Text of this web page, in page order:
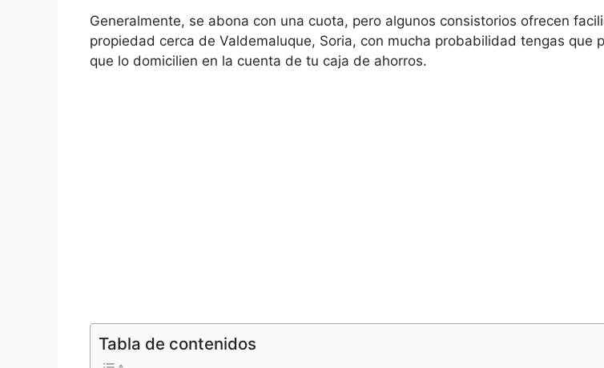
Generalmente, se abona con una cuota, pero algunos consistorios ofrecen
propiedad cerca de Valdemaluque, Soria, con mucha probabilidad tengas
que lo domicilien en la cuenta de tu caja de ahorros.
Tabla de contenidos